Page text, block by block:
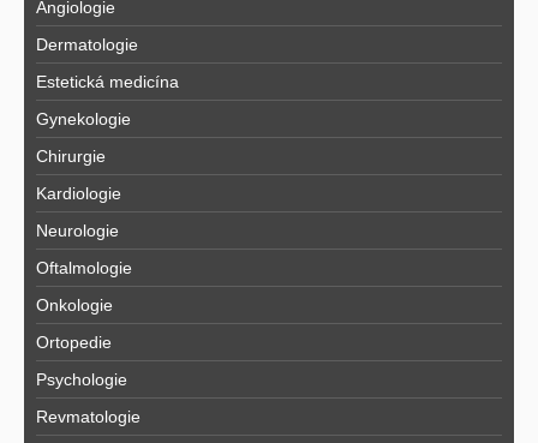
Angiologie
Dermatologie
Estetická medicína
Gynekologie
Chirurgie
Kardiologie
Neurologie
Oftalmologie
Onkologie
Ortopedie
Psychologie
Revmatologie